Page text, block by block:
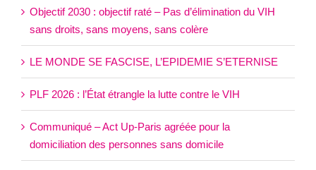
Objectif 2030 : objectif raté – Pas d’élimination du VIH
sans droits, sans moyens, sans colère
LE MONDE SE FASCISE, L’EPIDEMIE S’ETERNISE
PLF 2026 : l’État étrangle la lutte contre le VIH
Communiqué – Act Up-Paris agréée pour la
domiciliation des personnes sans domicile